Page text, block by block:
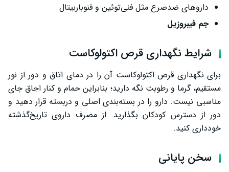
داروهای ضدصرع مثل فنی‌توئین و فنوباربیتال
جم فیبروزیل
شرایط نگهداری قرص اکتولوکاست
برای نگهداری قرص اکتولوکاست آن را در دمای اتاق و دور از نور
مستقیم، گرما و رطوبت نگه دارید؛ بنابراین حمام و کنار اجاق جای
مناسبی نیست. دارو را در بسته‌بندی اصلی و دربسته قرار دهید و
دور از دسترس کودکان بگذارید. از مصرف داروی تاریخ‌گذشته
خودداری کنید.
سخن پایانی